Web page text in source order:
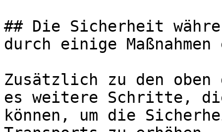
## Die Sicherheit
durch einige
Zusätzlich zu den
es weitere Schritte, die
können, um die